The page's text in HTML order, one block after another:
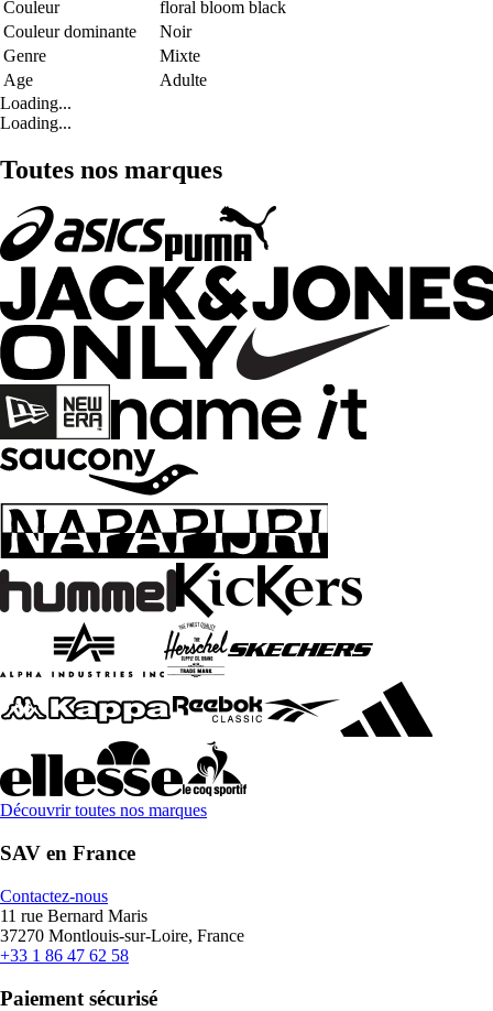
Couleur
floral bloom black
Couleur dominante
Noir
Genre
Mixte
Age
Adulte
Loading...
Loading...
Toutes nos marques
Découvrir toutes nos marques
SAV en France
Contactez-nous
11 rue Bernard Maris
37270 Montlouis-sur-Loire, France
+33 1 86 47 62 58
Paiement sécurisé